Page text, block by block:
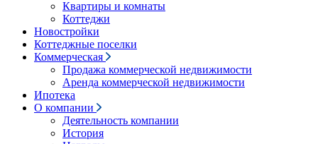
Квартиры и комнаты
Коттеджи
Новостройки
Коттеджные поселки
Коммерческая
Продажа коммерческой недвижимости
Аренда коммерческой недвижимости
Ипотека
О компании
Деятельность компании
История